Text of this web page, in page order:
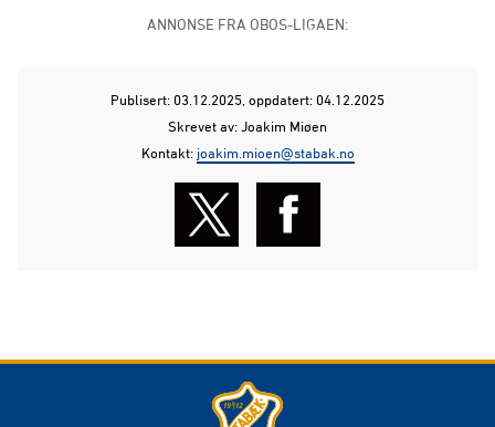
ANNONSE FRA OBOS-LIGAEN:
Publisert: 03.12.2025 , oppdatert: 04.12.2025
Skrevet av: Joakim Miøen
Kontakt: joakim.mioen@stabak.no